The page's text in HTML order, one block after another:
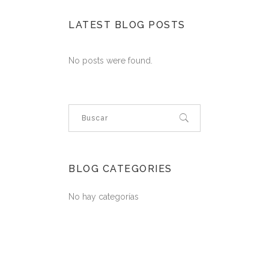
LATEST BLOG POSTS
No posts were found.
BLOG CATEGORIES
No hay categorías